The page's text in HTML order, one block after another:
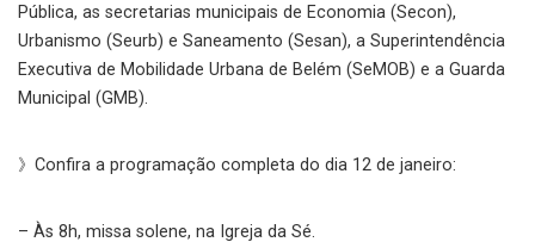
Pública, as secretarias municipais de Economia (Secon),
Urbanismo (Seurb) e Saneamento (Sesan), a Superintendência
Executiva de Mobilidade Urbana de Belém (SeMOB) e a Guarda
Municipal (GMB).
》Confira a programação completa do dia 12 de janeiro:
– Às 8h, missa solene, na Igreja da Sé.